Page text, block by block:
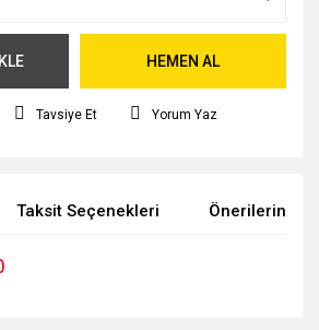
HEMEN AL
Tavsiye Et Yorum Yaz
Taksit Seçenekleri Önerileriniz